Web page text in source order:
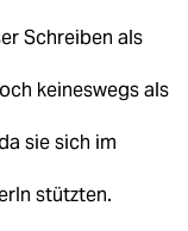
Schreiben als
keineswegs als
sie sich im
stützten.